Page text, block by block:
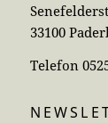
33100
Telefon